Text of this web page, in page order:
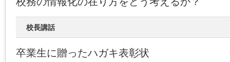
校長講話
卒業生に贈ったハガキ表彰状